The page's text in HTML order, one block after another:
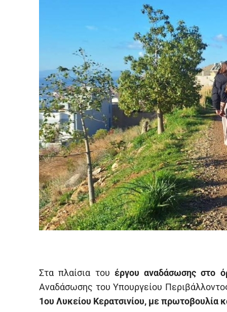
Στα πλαίσια του έργου αναδάσωσης στο
Αναδάσωσης του Υπουργείου
1ου Λυκείου Κερατσινίου, με πρωτοβουλία